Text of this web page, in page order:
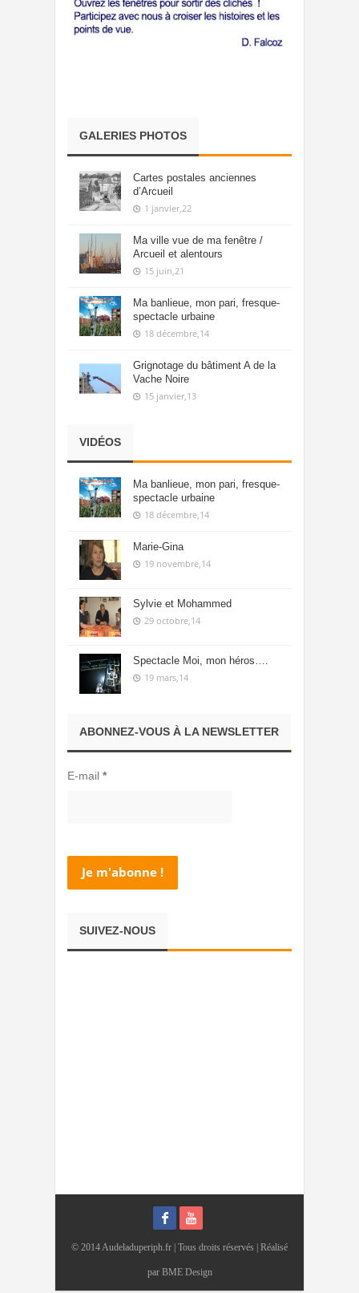
GALERIES PHOTOS
Cartes postales anciennes
d’Arcueil
1 janvier,22
Ma ville vue de ma fenêtre /
Arcueil et alentours
15 juin,21
Ma banlieue, mon pari, fresque-
spectacle urbaine
18 décembre,14
Grignotage du bâtiment A de la
Vache Noire
15 janvier,13
VIDÉOS
Ma banlieue, mon pari, fresque-
spectacle urbaine
18 décembre,14
Marie-Gina
19 novembre,14
Sylvie et Mohammed
29 octobre,14
Spectacle Moi, mon héros….
19 mars,14
ABONNEZ-VOUS À LA NEWSLETTER
E-mail *
SUIVEZ-NOUS
© 2014 Audeladuperiph.fr | Tous droits réservés | Réalisé
par BME Design